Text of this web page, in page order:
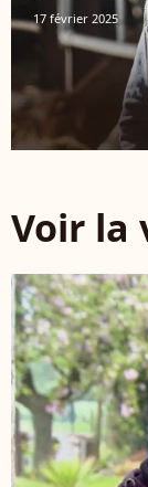
17 février 2025
Voir la